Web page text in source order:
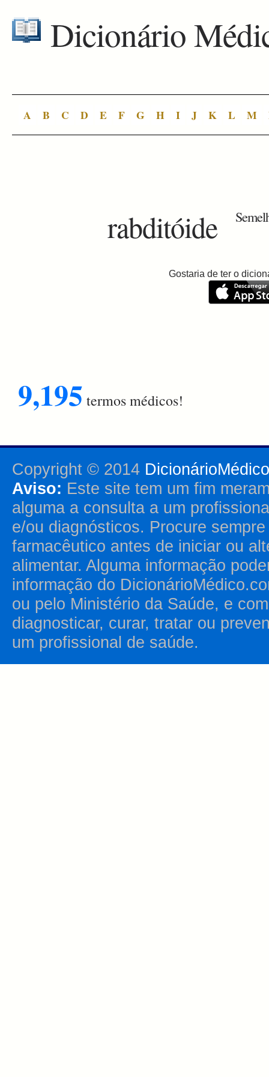
Dicionário
A B C D E F G H I J K L M
rabditóide
Gostaria de ter o
9,195 termos médicos!
Copyright © 2014
Aviso: Este site tem um fim
alguma a consulta a um
e/ou diagnósticos. Procure
farmacêutico antes de iniciar ou
alimentar. Alguma informação
informação do
ou pelo Ministério da Saúde, e
diagnosticar, curar, tratar ou
um profissional de saúde.